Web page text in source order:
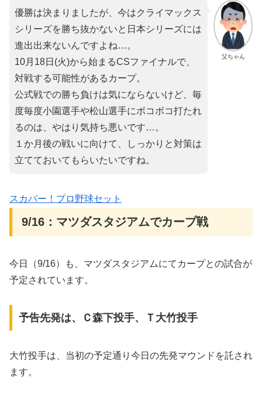
父ちゃん
優勝は決まりましたが、今はクライマックス
シリーズを勝ち抜かないと日本シリーズには
進出出来ないんですよね…。
10月18日(火)から始まるCSファイナルで、
対戦する可能性があるカープ。
公式戦での勝ち負けは気にならないけど、毎
度毎度小園選手や松山選手にボコボコ打たれ
るのは、やはり気持ち悪いです…。
１か月後の戦いに向けて、しっかりと対策は
立てておいてもらいたいですね。
スカパー！プロ野球セット
9/16：マツダスタジアムでカープ戦
今日（9/16）も、マツダスタジアムにてカープとの試合が
予定されています。
予告先発は、Ｃ森下投手、Ｔ大竹投手
大竹投手は、当初の予定通り今日の先発マウンドを託され
ます。